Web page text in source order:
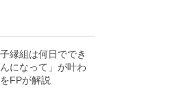
縁組は何日ででき
になって」が叶わ
FPが解説